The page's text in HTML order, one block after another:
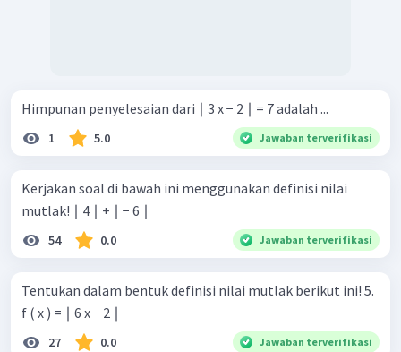
Himpunan penyelesaian dari ∣ 3 x − 2 ∣ = 7 adalah ...
1 5.0 Jawaban terverifikasi
Kerjakan soal di bawah ini menggunakan definisi nilai
mutlak! ∣ 4 ∣ + ∣ − 6 ∣
54 0.0 Jawaban terverifikasi
Tentukan dalam bentuk definisi nilai mutlak berikut ini! 5.
f ( x ) = ∣ 6 x − 2 ∣
27 0.0 Jawaban terverifikasi